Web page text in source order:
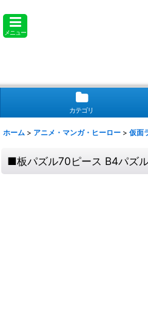
メニュー
カテゴリ
ホーム > アニメ・マンガ・ヒーロー > 仮面
■板パズル70ピース B4パズ